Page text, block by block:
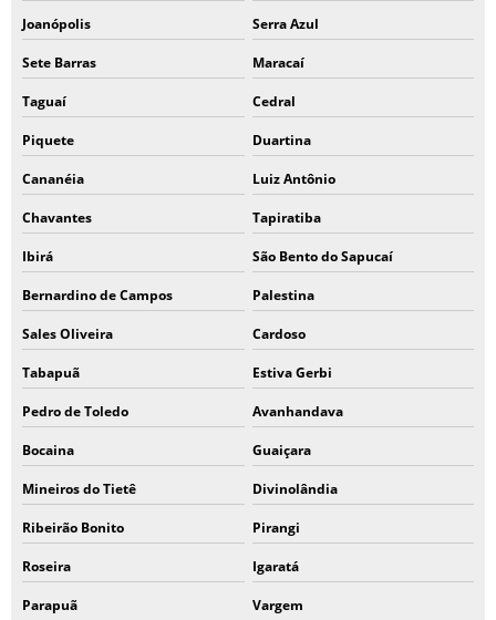
Joanópolis Serra Azul
Sete Barras Maracaí
Taguaí Cedral
Piquete Duartina
Cananéia Luiz Antônio
Chavantes Tapiratiba
Ibirá São Bento do Sapucaí
Bernardino de Campos Palestina
Sales Oliveira Cardoso
Tabapuã Estiva Gerbi
Pedro de Toledo Avanhandava
Bocaina Guaiçara
Mineiros do Tietê Divinolândia
Ribeirão Bonito Pirangi
Roseira Igaratá
Parapuã Vargem